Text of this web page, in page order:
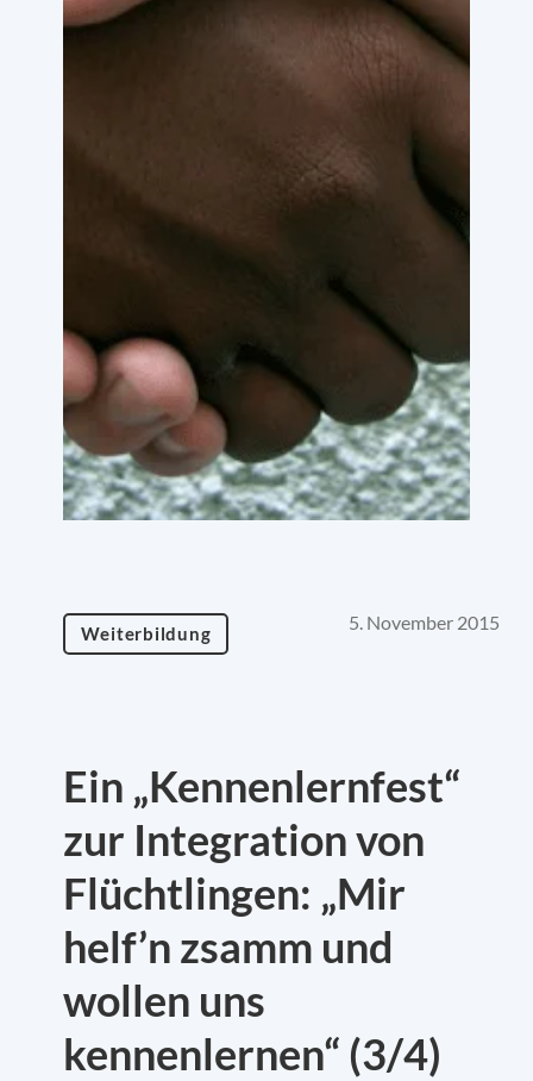
Weiterbildung 5. November 2015
Ein „Kennenlernfest“
zur Integration von
Flüchtlingen: „Mir
helf’n zsamm und
wollen uns
kennenlernen“ (3/4)